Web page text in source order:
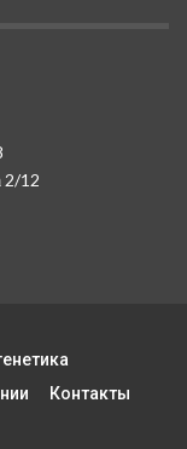
2/12
Контакты